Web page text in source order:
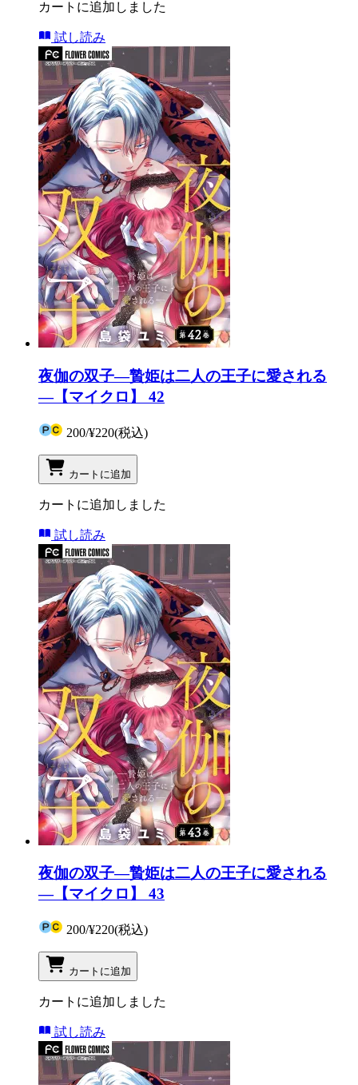
カートに追加しました
試し読み
夜伽の双子―贄姫は二人の王子に愛される
―【マイクロ】 42
200/¥220(税込)
カートに追加
カートに追加しました
試し読み
夜伽の双子―贄姫は二人の王子に愛される
―【マイクロ】 43
200/¥220(税込)
カートに追加
カートに追加しました
試し読み